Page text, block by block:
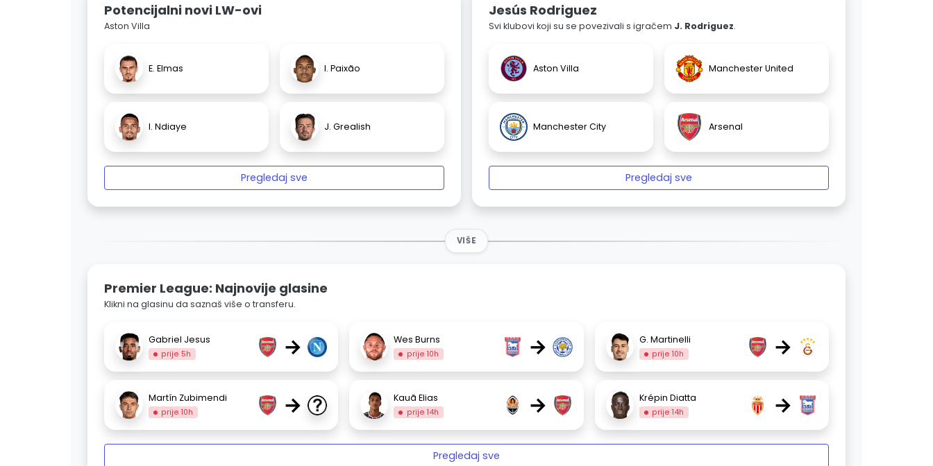
Potencijalni novi LW-ovi
Aston Villa
E. Elmas I. Paixão
I. Ndiaye J. Grealish
Pregledaj sve
Jesús Rodriguez
Svi klubovi koji su se povezivali s igračem J. Rodriguez.
Aston Villa Manchester United
Manchester City Arsenal
Pregledaj sve
VIŠE
Premier League: Najnovije glasine
Klikni na glasinu da saznaš više o transferu.
Gabriel Jesus
prije 5h → Wes Burns
prije 10h → G. Martinelli
prije 10h →
Martín Zubimendi
prije 10h → Kauã Elias
prije 14h → Krépin Diatta
prije 14h →
Pregledaj sve